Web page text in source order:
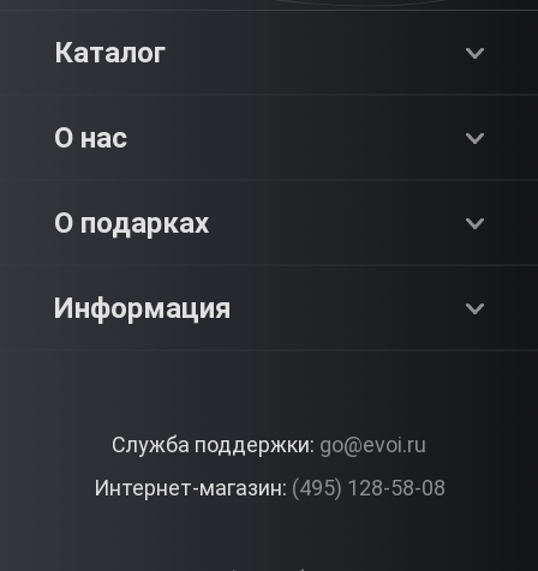
Каталог
Premium
О нас
О компании
Контакты
О подарках
Как это работает?
Вопросы и ответы
Информация
Корпоративные подарки
Служба поддержки: go@evoi.ru
Интернет-магазин: (495) 128-58-08